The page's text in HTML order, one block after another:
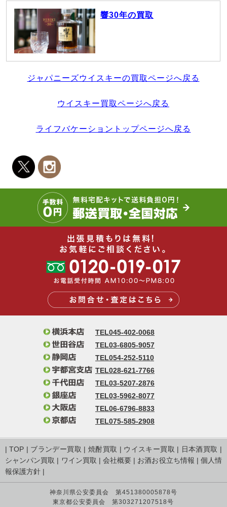
響30年の買取
ジャパニーズウイスキーの買取ページへ戻る
ウイスキー買取ページへ戻る
ライフバケーショントップページへ戻る
TEL045-402-0068
TEL03-6805-9057
TEL054-252-5110
TEL028-621-7766
TEL03-5207-2876
TEL03-5962-8077
TEL06-6796-8833
TEL075-585-2908
|TOP | ブランデー買取 | 焼酎買取 | ウイスキー買取 | 日本酒買取 |
シャンパン買取 | ワイン買取 | 会社概要 | お酒お役立ち情報 | 個人情
報保護方針 |
神奈川県公安委員会 第451380005878号
東京都公安委員会 第303271207518号